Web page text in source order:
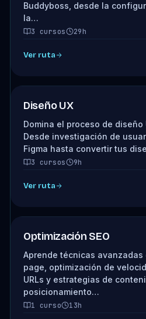
Buddyboss, desde la
la…
3 cursos 29h
Ver ruta
Diseño UX
Domina el proceso de diseño
Desde investigación de
Figma hasta convertir tus
3 cursos 9h
Ver ruta
Optimización SEO
Aprende técnicas
page, optimización de
URLs y estrategias de
posicionamiento…
1 curso 13h